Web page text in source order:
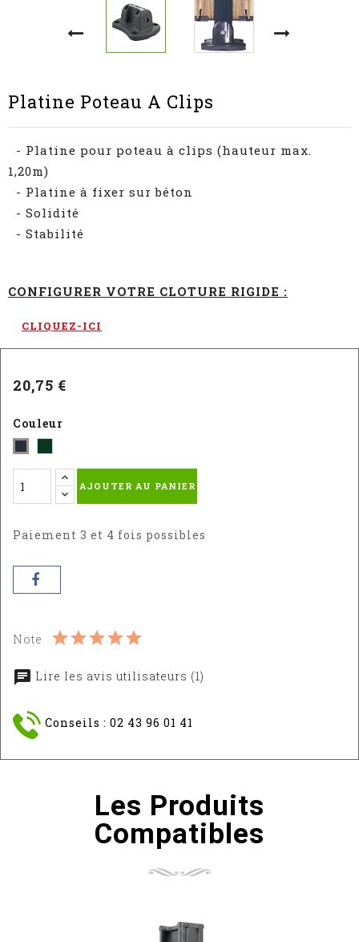
Platine Poteau A Clips
- Platine pour poteau à clips (hauteur max.
1,20m)
- Platine à fixer sur béton
- Solidité
- Stabilité
CONFIGURER VOTRE CLOTURE RIGIDE :
CLIQUEZ-ICI
20,75 €
Couleur
Gris
-
RAL
-
RAL
AJOUTER AU PANIER
Paiement 3 et 4 fois possibles
Note
Lire les avis utilisateurs (1)
Conseils : 02 43 96 01 41
Les Produits
Compatibles